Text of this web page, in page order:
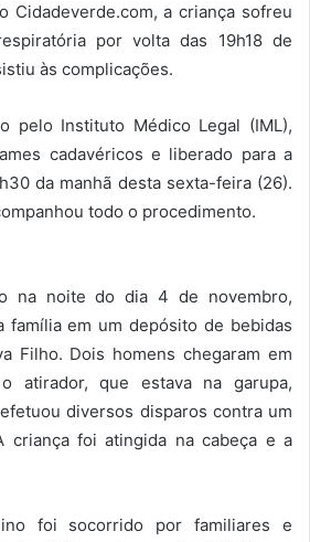
Cidadeverde.com, a criança sofreu
por volta das 19h18 de
às complicações.
pelo Instituto Médico Legal (IML),
cadavéricos e liberado para a
da manhã desta sexta-feira (26).
todo o procedimento.
na noite do dia 4 de novembro,
família em um depósito de bebidas
Filho. Dois homens chegaram em
atirador, que estava na garupa,
diversos disparos contra um
criança foi atingida na cabeça e a
foi socorrido por familiares e